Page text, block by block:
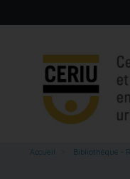
au
Accueil Bibliothèque -